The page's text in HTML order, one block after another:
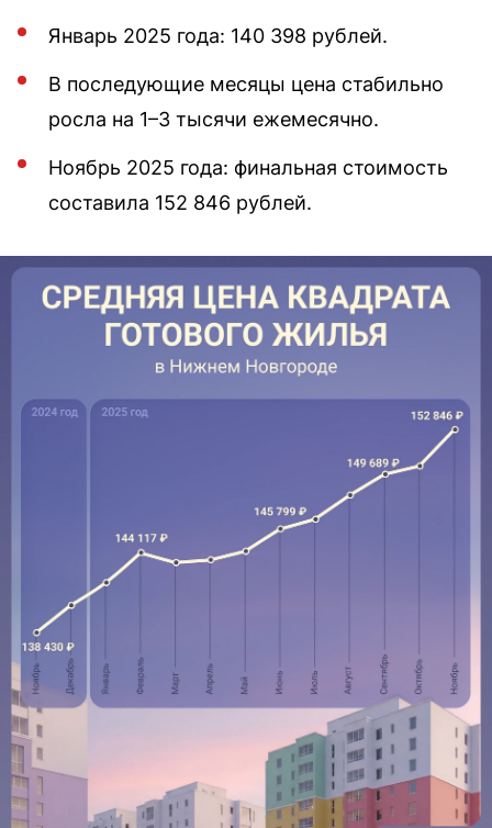
Январь 2025 года: 140 398 рублей.
В последующие месяцы цена стабильно
росла на 1–3 тысячи ежемесячно.
Ноябрь 2025 года: финальная стоимость
составила 152 846 рублей.